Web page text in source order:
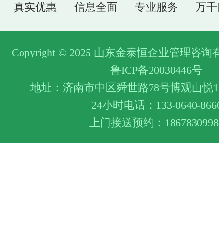
真实优惠 信息全面 专业服务 万
Copyright © 2025 山东金泰恒企业管理咨询
鲁ICP备20030446号
地址：济南市中区舜世路78号博观山悦
24小时电话：133-0640-
上门接送预约：